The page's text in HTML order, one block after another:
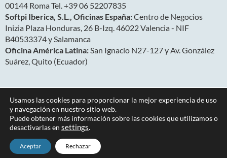
00144 Roma Tel. +39 06 52207835
Softpi Iberica, S.L., Oficinas España:Centro de Negocios
Inizia Plaza Honduras, 26 B-Izq. 46022 Valencia - NIF
B40533374 y Salamanca
Oficina América Latina:San Ignacio N27-127 y Av. González
Suárez, Quito (Ecuador)
Copyright 2026
Usamos las cookies para proporcionar la mejor experiencia de uso
y navegación en nuestro sitio web.
Puede obtener más información sobre las cookies que utilizamos o
desactivarlas en settings.
Aceptar Rechazar